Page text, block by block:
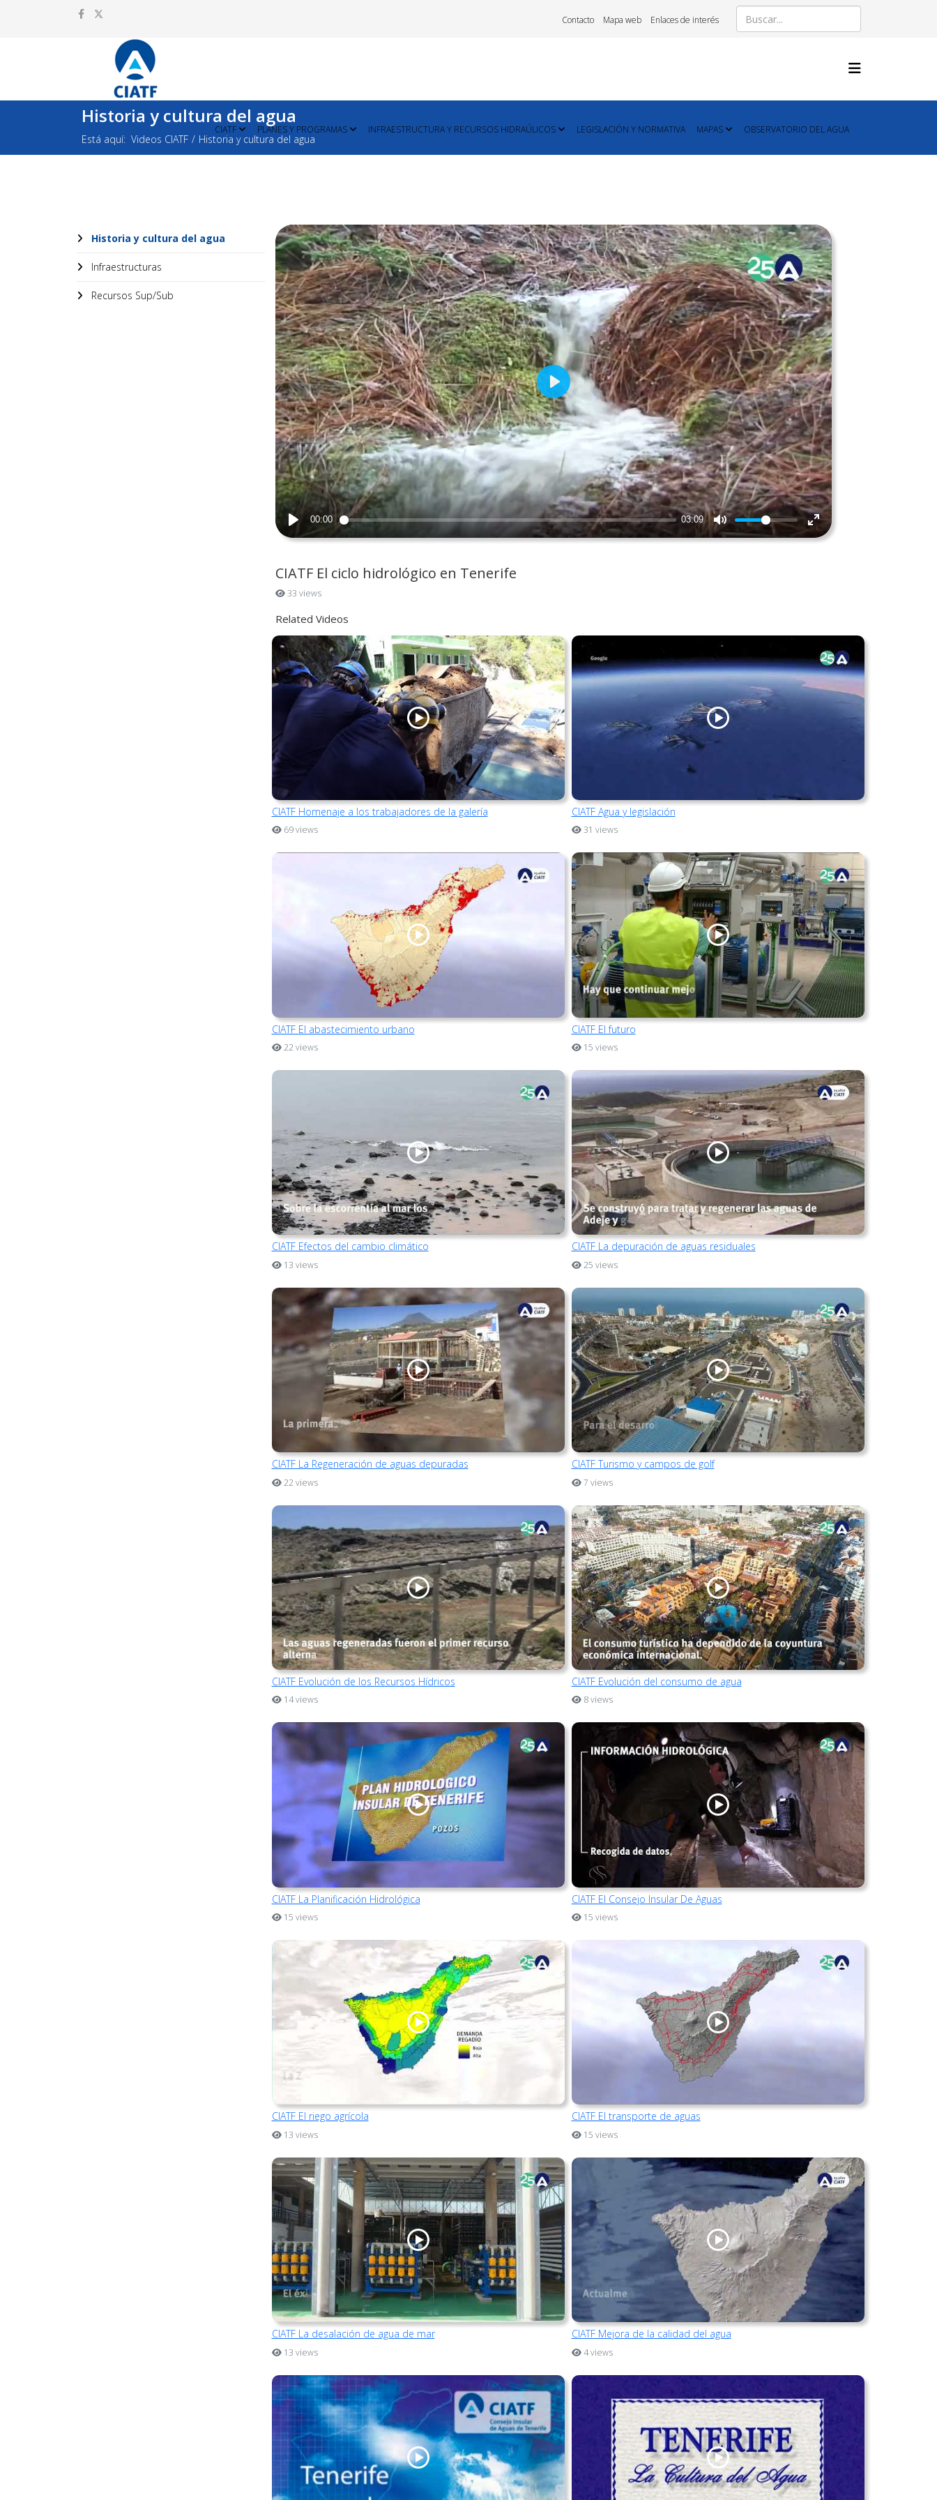
Contacto Mapa web Enlaces de interés
CIATF PLANES Y PROGRAMAS INFRAESTRUCTURA Y RECURSOS HIDRAÚLICOS LEGISLACIÓN Y NORMATIVA MAPAS OBSERVATORIO DEL AGUA
Historia y cultura del agua
Está aquí: Videos CIATF Historia y cultura del agua
Historia y cultura del agua
Infraestructuras
Recursos Sup/Sub
CIATF El ciclo hidrológico en Tenerife
33 views
Related Videos
CIATF Homenaje a los trabajadores de la galería
69 views
CIATF Agua y legislación
31 views
CIATF El abastecimiento urbano
22 views
CIATF El futuro
15 views
CIATF Efectos del cambio climático
13 views
CIATF La depuración de aguas residuales
25 views
CIATF La Regeneración de aguas depuradas
22 views
CIATF Turismo y campos de golf
7 views
CIATF Evolución de los Recursos Hídricos
14 views
CIATF Evolución del consumo de agua
8 views
CIATF La Planificación Hidrológica
15 views
CIATF El Consejo Insular De Aguas
15 views
CIATF El riego agrícola
13 views
CIATF El transporte de aguas
15 views
CIATF La desalación de agua de mar
13 views
CIATF Mejora de la calidad del agua
4 views